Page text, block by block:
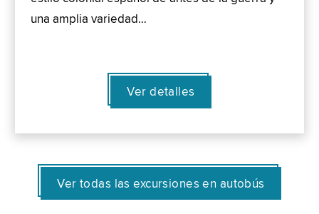
una amplia variedad…
Ver detalles
Ver todas las excursiones en autobús